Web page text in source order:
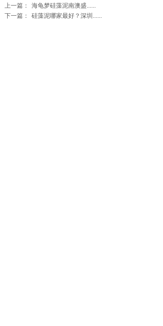
上一篇：
海龟梦硅藻泥南澳盛......
下一篇：
硅藻泥哪家最好？深圳......